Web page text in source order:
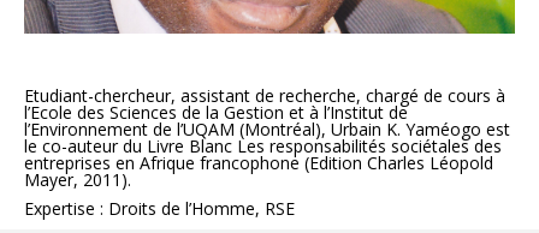
Etudiant-chercheur, assistant de recherche, chargé de cours à
l’Ecole des Sciences de la Gestion et à l’Institut de
l’Environnement de l’UQAM (Montréal), Urbain K. Yaméogo est
le co-auteur du Livre Blanc Les responsabilités sociétales des
entreprises en Afrique francophone (Edition Charles Léopold
Mayer, 2011).
Expertise : Droits de l’Homme, RSE